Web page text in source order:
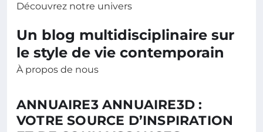
Découvrez notre univers
Un blog multidisciplinaire sur
le style de vie contemporain
À propos de nous
ANNUAIRE3 ANNUAIRE3D :
VOTRE SOURCE D’INSPIRATION